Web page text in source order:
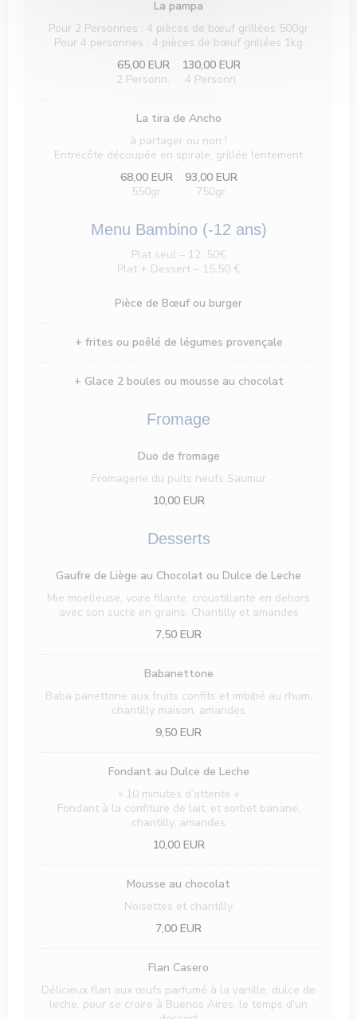
La pampa
Pour 2 Personnes : 4 pièces de bœuf grillées 500gr
Pour 4 personnes : 4 pièces de bœuf grillées 1kg
65,00 EUR
2 Personn.
130,00 EUR
4 Personn.
La tira de Ancho
à partager ou non !
Entrecôte découpée en spirale, grillée lentement
68,00 EUR
550gr
93,00 EUR
750gr
Menu Bambino (-12 ans)
Plat seul – 12 .50€
Plat + Dessert – 15.50 €
Pièce de Bœuf ou burger
+ frites ou poêlé de légumes provençale
+ Glace 2 boules ou mousse au chocolat
Fromage
Duo de fromage
Fromagerie du puits neufs Saumur
10,00 EUR
Desserts
Gaufre de Liège au Chocolat ou Dulce de Leche
Mie moelleuse, voire filante, croustillante en dehors
avec son sucre en grains. Chantilly et amandes
7,50 EUR
Babanettone
Baba panettone aux fruits confits et imbibé au rhum,
chantilly maison, amandes
9,50 EUR
Fondant au Dulce de Leche
« 10 minutes d’attente »
Fondant à la confiture de lait, et sorbet banane,
chantilly, amandes
10,00 EUR
Mousse au chocolat
Noisettes et chantilly
7,00 EUR
Flan Casero
Délicieux flan aux œufs parfumé à la vanille, dulce de
leche, pour se croire à Buenos Aires, le temps d'un